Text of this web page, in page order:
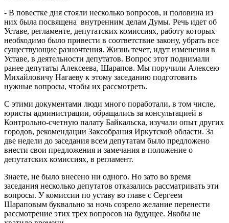
- В повестке дня стояли несколько вопросов, и половина из
них была посвящена внутренним делам Думы. Речь идет об
Уставе, регламенте, депутатских комиссиях, работу которых
необходимо было привести в соответствие закону, убрать все
существующие разночтения. Жизнь течет, идут изменения в
Уставе, в деятельности депутатов. Вопрос этот поднимали
ранее депутаты Алексеева, Шарапов. Мы поручили Алексею
Михайловичу Нагаеву к этому заседанию подготовить
нужные вопросы, чтобы их рассмотреть.
С этими документами люди много поработали, в том числе,
юристы администрации, обращались за консультацией в
Контрольно-счетную палату Байкальска, изучали опыт других
городов, рекомендации Заксобрания Иркутской области. За
две недели до заседания всем депутатам было предложено
внести свои предложения и замечания в положение о
депутатских комиссиях, в регламент.
Знаете, не было внесено ни одного. Но зато во время
заседания несколько депутатов отказались рассматривать эти
вопросы. У комиссии по уставу во главе с Сергеем
Шараповым буквально за ночь созрело желание перенести
рассмотрение этих трех вопросов на будущее. Якобы не